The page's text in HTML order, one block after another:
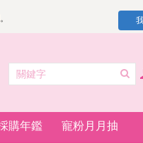
。
購年鑑 寵粉月月抽